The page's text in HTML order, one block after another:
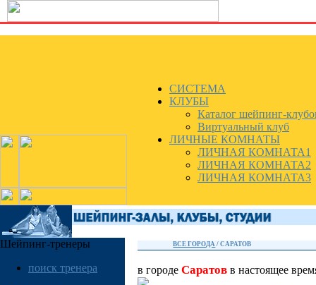
СИСТЕМА
КЛУБЫ
Каталог шейпинг-
Виртуальный клуб
ЛИЧНЫЕ КОМНАТЫ
ЛИЧНАЯ КОМНАТА1
ЛИЧНАЯ КОМНАТА2
ЛИЧНАЯ КОМНАТА3
Шейпинг-тренеры
поиск тренера
ВСЕ ГОРОДА /САРАТОВ
в городе Саратов в настоящее